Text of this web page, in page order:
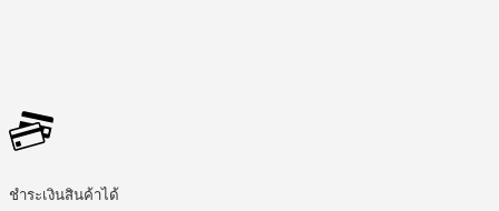
ชำระเงินสินค้าได้